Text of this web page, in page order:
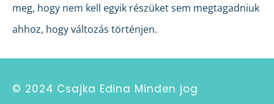
meg, hogy nem kell egyik részüket sem megtagadniuk
ahhoz, hogy változás történjen.
© 2024 Csajka Edina Minden jog